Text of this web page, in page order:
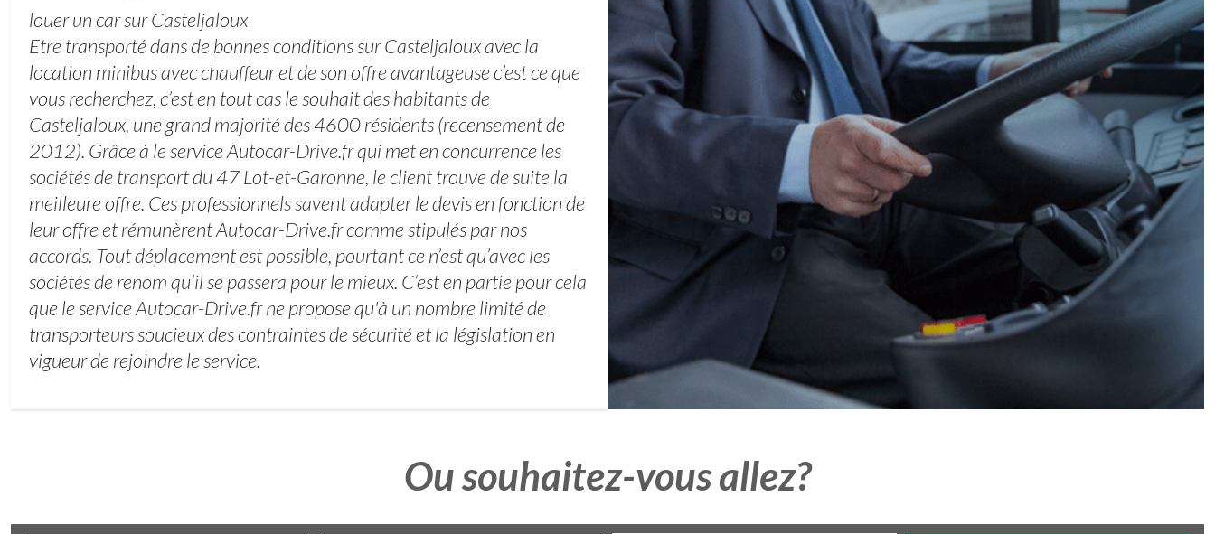
louer un car sur Casteljaloux
Etre transporté dans de bonnes conditions sur Casteljaloux avec la
location minibus avec chauffeur et de son offre avantageuse c’est ce que
vous recherchez, c’est en tout cas le souhait des habitants de
Casteljaloux, une grand majorité des 4600 résidents (recensement de
2012). Grâce à le service Autocar-Drive.fr qui met en concurrence les
sociétés de transport du 47 Lot-et-Garonne, le client trouve de suite la
meilleure offre. Ces professionnels savent adapter le devis en fonction de
leur offre et rémunèrent Autocar-Drive.fr comme stipulés par nos
accords. Tout déplacement est possible, pourtant ce n’est qu’avec les
sociétés de renom qu’il se passera pour le mieux. C’est en partie pour cela
que le service Autocar-Drive.fr ne propose qu'à un nombre limité de
transporteurs soucieux des contraintes de sécurité et la législation en
vigueur de rejoindre le service.
Ou souhaitez-vous allez?